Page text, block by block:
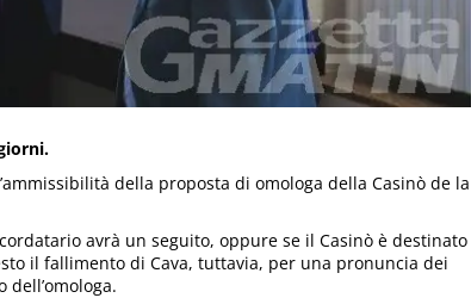
della proposta di omologa della Casinò de la
avrà un seguito, oppure se il Casinò è destinato
il fallimento di Cava, tuttavia, per una pronuncia dei